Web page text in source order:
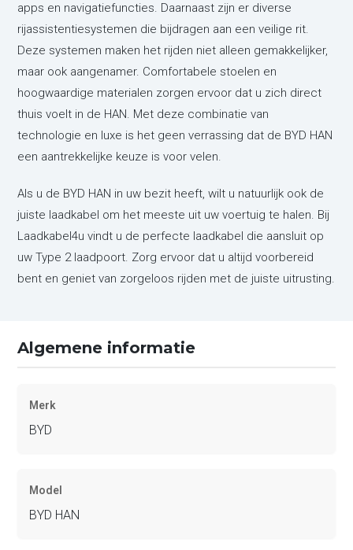
apps en navigatiefuncties. Daarnaast zijn er diverse
rijassistentiesystemen die bijdragen aan een veilige rit.
Deze systemen maken het rijden niet alleen gemakkelijker,
maar ook aangenamer. Comfortabele stoelen en
hoogwaardige materialen zorgen ervoor dat u zich direct
thuis voelt in de HAN. Met deze combinatie van
technologie en luxe is het geen verrassing dat de BYD HAN
een aantrekkelijke keuze is voor velen.
Als u de BYD HAN in uw bezit heeft, wilt u natuurlijk ook de
juiste laadkabel om het meeste uit uw voertuig te halen. Bij
Laadkabel4u vindt u de perfecte laadkabel die aansluit op
uw Type 2 laadpoort. Zorg ervoor dat u altijd voorbereid
bent en geniet van zorgeloos rijden met de juiste uitrusting.
Algemene informatie
Merk
BYD
Model
BYD HAN